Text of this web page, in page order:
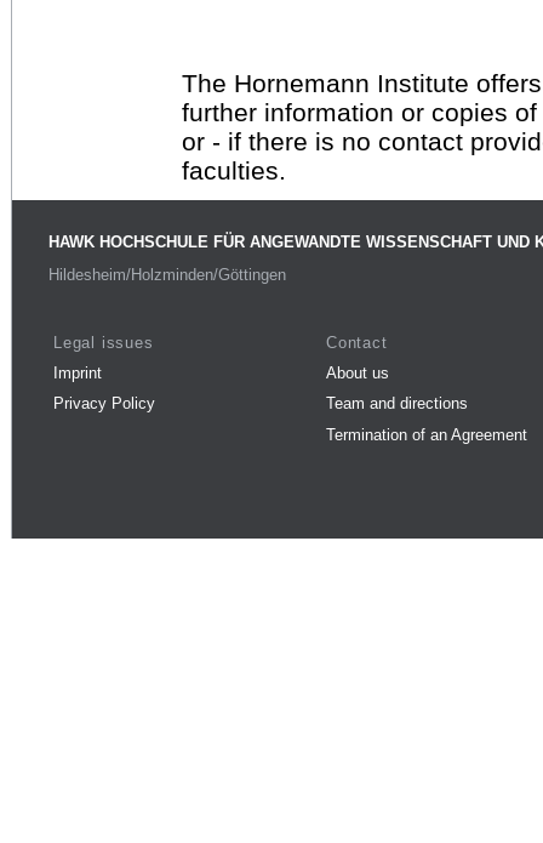
The Hornemann Institute
further information or copies
or - if there is no contact
faculties.
HAWK HOCHSCHULE FÜR ANGEWANDTE WISSENSCHAFT UND
Hildesheim/Holzminden/Göttingen
Legal issues
Imprint
Privacy Policy
Contact
About us
Team and directions
Termination of an Agreement